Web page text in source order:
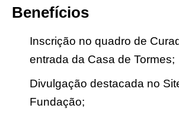
Benefícios
Inscrição no quadro de
entrada da Casa de Tormes;
Divulgação destacada no
Fundação;